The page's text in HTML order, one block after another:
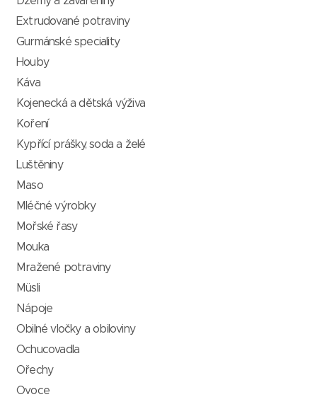
Extrudované potraviny
Gurmánské speciality
Houby
Káva
Kojenecká a dětská výživa
Koření
Kypřící prášky, soda a želé
Luštěniny
Maso
Mléčné výrobky
Mořské řasy
Mouka
Mražené potraviny
Müsli
Nápoje
Obilné vločky a obiloviny
Ochucovadla
Ořechy
Ovoce